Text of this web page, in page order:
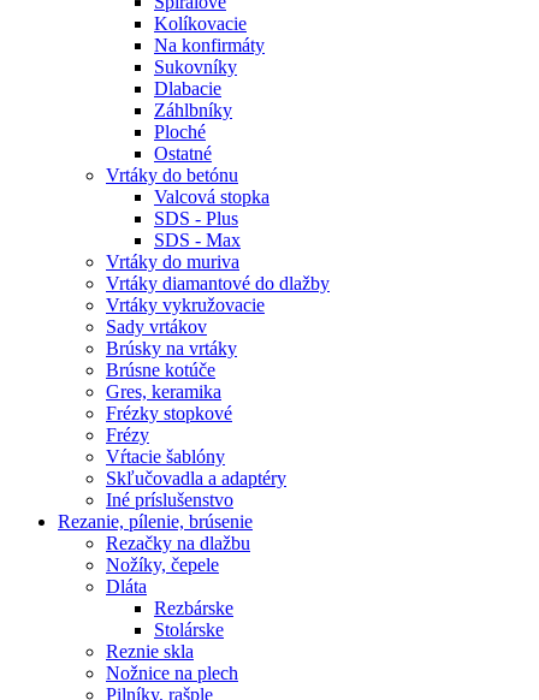
Kolíkovacie
Na konfirmáty
Sukovníky
Dlabacie
Záhlbníky
Ploché
Ostatné
Vrtáky do betónu
Valcová stopka
SDS - Plus
SDS - Max
Vrtáky do muriva
Vrtáky diamantové do dlažby
Vrtáky vykružovacie
Sady vrtákov
Brúsky na vrtáky
Brúsne kotúče
Gres, keramika
Frézky stopkové
Frézy
Vŕtacie šablóny
Skľučovadla a adaptéry
Iné príslušenstvo
Rezanie, pílenie, brúsenie
Rezačky na dlažbu
Nožíky, čepele
Dláta
Rezbárske
Stolárske
Reznie skla
Nožnice na plech
Pilníky, rašple